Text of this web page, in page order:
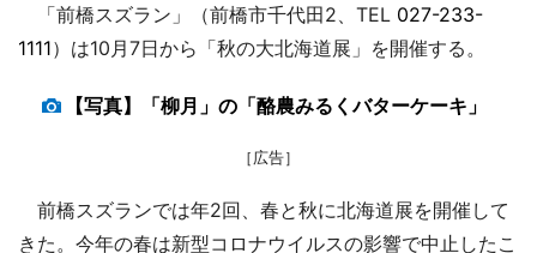
「前橋スズラン」（前橋市千代田2、TEL 027-233-
1111）は10月7日から「秋の大北海道展」を開催する。
【写真】「柳月」の「酪農みるくバターケーキ」
［広告］
前橋スズランでは年2回、春と秋に北海道展を開催して
きた。今年の春は新型コロナウイルスの影響で中止したこ